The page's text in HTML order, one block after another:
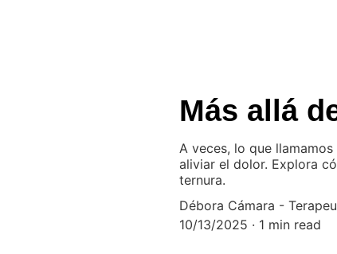
Más allá
A veces, lo que
aliviar el dolor. Explora
ternura.
Débora Cámara -
10/13/2025
1 min read